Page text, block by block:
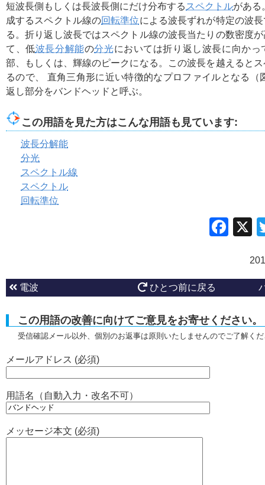
短波長側もしくは長波長側にだけ分布する スペクトルがある
成するスペクトル線の回転準位による波長ずれが特定の波
る。折り返し波長ではスペクトル線の波長当たりの数密度
て、低波長分解能の分光においては折り返し波長に向かっ
部、もしくは、輝線のピークになる。この波長を越えると
るので、 直角三角形に近い特徴的なプロファイルとなる（
返し部分をバンドヘッドと呼ぶ。
この用語を見た方はこんな用語も見ています:
波長分解能
分光
スペクトル線
スペクトル
回転準位
電波 ひとつ前に戻る
この用語の改善に向けてご意見をお寄せください。
受信確認メール以外、個別のお返事は原則いたしませんのでご了解く
メールアドレス (必須)
用語名（自動入力・改名不可）
メッセージ本文 (必須)